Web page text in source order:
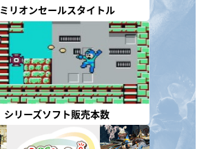
ミリオンセールスタイトル
シリーズソフト販売本数